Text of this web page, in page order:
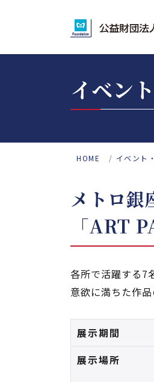
イベン
HOME イベント
メトロ銀
「ART
各所で活躍する7
意欲に満ちた作
展示期間
展示場所